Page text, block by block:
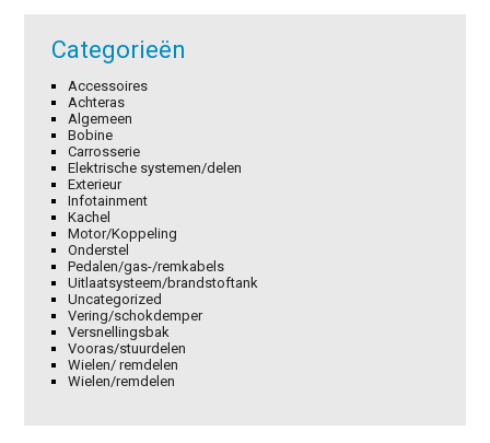
Categorieën
Accessoires
Achteras
Algemeen
Bobine
Carrosserie
Elektrische systemen/delen
Exterieur
Infotainment
Kachel
Motor/Koppeling
Onderstel
Pedalen/gas-/remkabels
Uitlaatsysteem/brandstoftank
Uncategorized
Vering/schokdemper
Versnellingsbak
Vooras/stuurdelen
Wielen/ remdelen
Wielen/remdelen